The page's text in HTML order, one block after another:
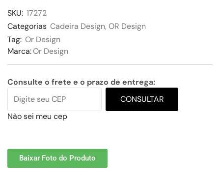
SKU: 17272
Categorias Cadeira Design, OR Design
Tag: Or Design
Marca:Or Design
Consulte o frete e o prazo de entrega:
CONSULTAR
Não sei meu cep
Baixar Foto do Produto